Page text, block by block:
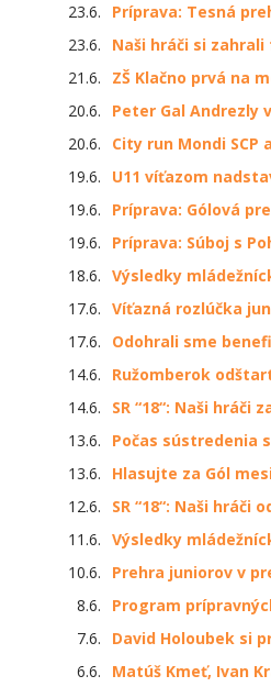
23.6.
Príprava: Tesná
23.6.
Naši hráči si
21.6.
ZŠ Klačno prvá na
20.6.
Peter Gal Andrezly
20.6.
City run Mondi SCP
19.6.
U11 víťazom
19.6.
Príprava: Gólová
19.6.
Príprava: Súboj s
18.6. Výsledky
17.6. Víťazná rozlúčka
17.6.
Odohrali sme
14.6.
Ružomberok
14.6.
SR “18“: Naši hráči
13.6.
Počas sústredenia
13.6.
Hlasujte za Gól
12.6.
SR “18“: Naši
11.6. Výsledky
10.6.
Prehra juniorov v
8.6.
Program
7.6.
David Holoubek si
6.6.
Matúš Kmeť, Ivan